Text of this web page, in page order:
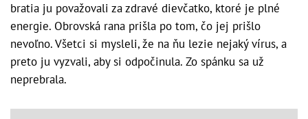
bratia ju považovali za zdravé dievčatko, ktoré je plné
energie. Obrovská rana prišla po tom, čo jej prišlo
nevoľno. Všetci si mysleli, že na ňu lezie nejaký vírus, a
preto ju vyzvali, aby si odpočinula. Zo spánku sa už
neprebrala.